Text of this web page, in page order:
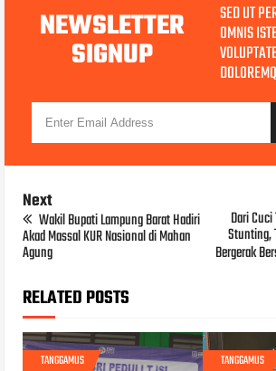
NEWSLETTER
SIGNUP
SED UT
OMNIS
Next
Wakil Bupati Lampung Barat Hadiri
Akad Massal KUR Nasional di Mahan
Agung
Dari
Stunting,
Bergerak
RELATED POSTS
TANGGAMUS TANGGAMUS